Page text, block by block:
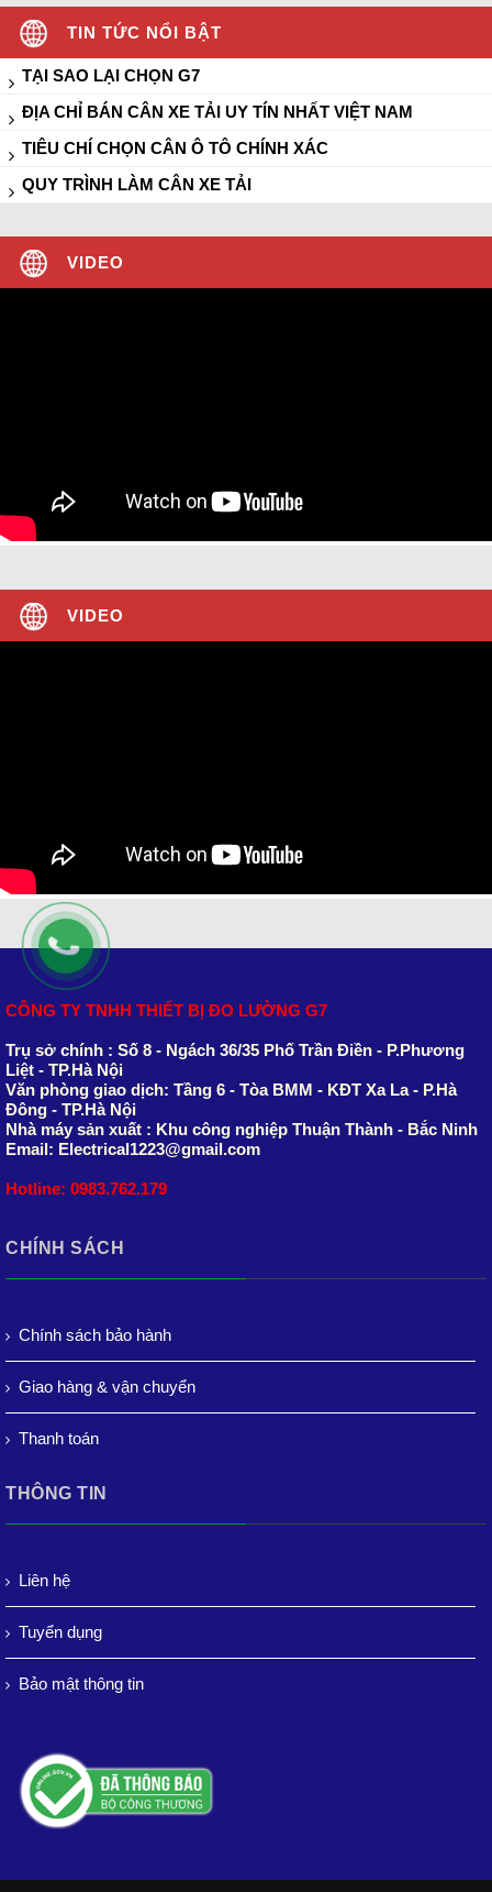
TIN TỨC NỔI BẬT
TẠI SAO LẠI CHỌN G7
ĐỊA CHỈ BÁN CÂN XE TẢI UY TÍN NHẤT VIỆT NAM
TIÊU CHÍ CHỌN CÂN Ô TÔ CHÍNH XÁC
QUY TRÌNH LÀM CÂN XE TẢI
VIDEO
VIDEO
CÔNG TY TNHH THIẾT BỊ ĐO LƯỜNG G7
Trụ sở chính : Số 8 - Ngách 36/35 Phố Trần Điền - P.Phương
Liệt - TP.Hà Nội
Văn phòng giao dịch: Tầng 6 - Tòa BMM - KĐT Xa La - P.Hà
Đông - TP.Hà Nội
Nhà máy sản xuất : Khu công nghiệp Thuận Thành - Bắc Ninh
Email: Electrical1223@gmail.com
Hotline: 0983.762.179
CHÍNH SÁCH
Chính sách bảo hành
Giao hàng & vận chuyển
Thanh toán
THÔNG TIN
Liên hệ
Tuyển dụng
Bảo mật thông tin